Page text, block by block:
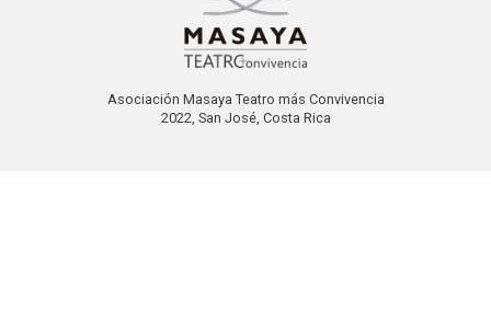
Asociación Masaya Teatro más Convivencia
2022, San José, Costa Rica